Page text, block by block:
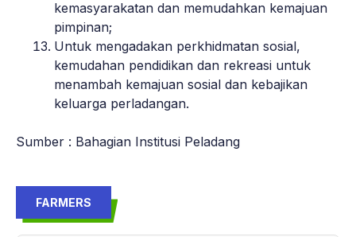
FARMERS
kemasyarakatan dan memudahkan kemajuan
pimpinan;
Untuk mengadakan perkhidmatan sosial,
kemudahan pendidikan dan rekreasi untuk
menambah kemajuan sosial dan kebajikan
keluarga perladangan.
Sumber : Bahagian Institusi Peladang